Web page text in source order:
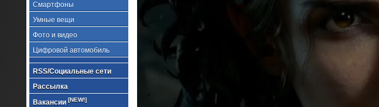
Смартфоны
Умные вещи
Фото и видео
Цифровой автомобиль
RSS/Социальные сети
Рассылка
Вакансии [NEW!]